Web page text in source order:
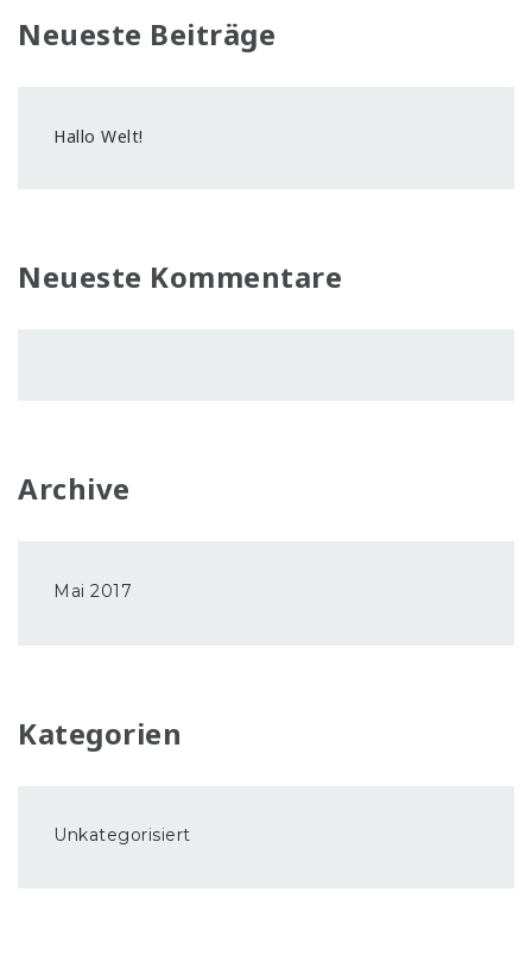
Neueste Beiträge
Hallo Welt!
Neueste Kommentare
Archive
Mai 2017
Kategorien
Unkategorisiert